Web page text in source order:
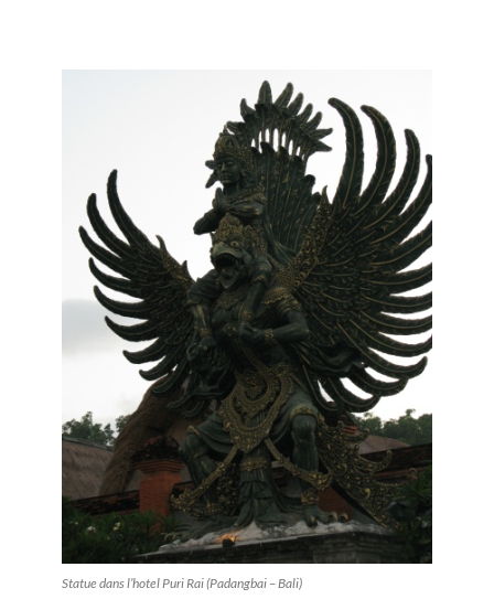
Statue dans l’hotel Puri Rai (Padangbai – Bali)